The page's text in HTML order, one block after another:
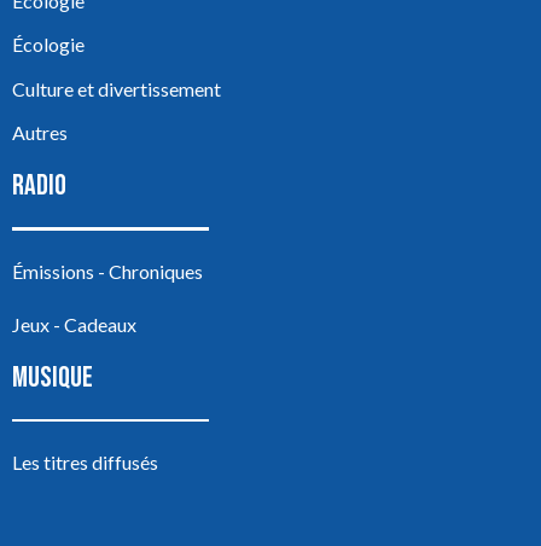
Écologie
Culture et divertissement
Autres
RADIO
Émissions - Chroniques
Jeux - Cadeaux
MUSIQUE
Les titres diffusés